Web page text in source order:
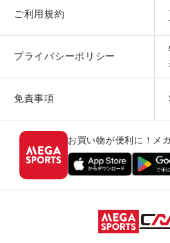
ご利用規約
プライバシーポリシー
免責事項
お買い物が便利に！メ